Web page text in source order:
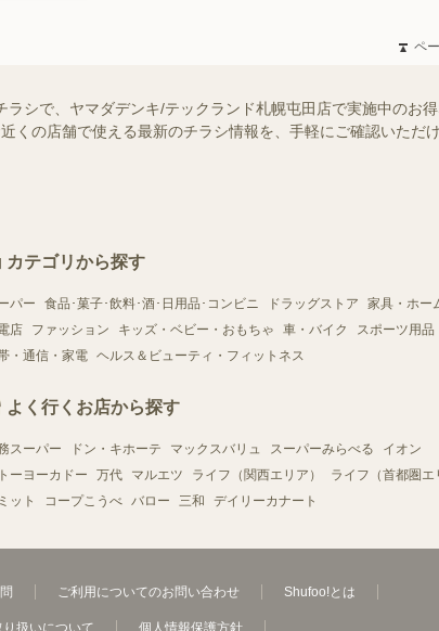
ペ
シで、ヤマダデンキ/テックランド札幌屯田店で実施中のお
くの店舗で使える最新のチラシ情報を、手軽にご確認いただ
カテゴリから探す
パー 食品･菓子･飲料･酒･日用品･コンビニ ドラッグストア
家具・ホー
店
ファッション キッズ・ベビー・おもちゃ 車・バイク
スポーツ用品
・通信・家電 ヘルス＆ビューティ・フィットネス
よく行くお店から探す
スーパー ドン・キホーテ マックスバリュ スーパーみらべる
イオン
ーヨーカドー
万代 マルエツ ライフ（関西エリア）
ライフ（首都圏エ
ット
コープこうべ バロー 三和 デイリーカナート
ご利用についてのお問い合わせ Shufoo!とは
扱いについて 個人情報保護方針